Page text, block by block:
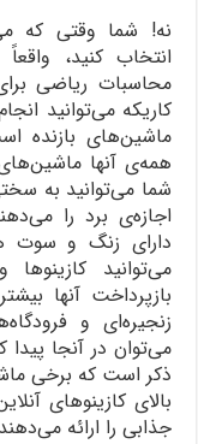
نه! شما وقتی که
انتخاب کنید،
محاسبات ریاضی
کاریکه می‌توانید
ماشین‌های بازنده
همه‌ی آنها
شما می‌توانید به
اجازه‌ی برد را
دارای زنگ و سوت
می‌توانید
بازپرداخت آنها
زنجیره‌ای و
می‌توان در آنجا پیدا
ذکر است که برخی
بالای کازینوهای
جذابی را ارائه